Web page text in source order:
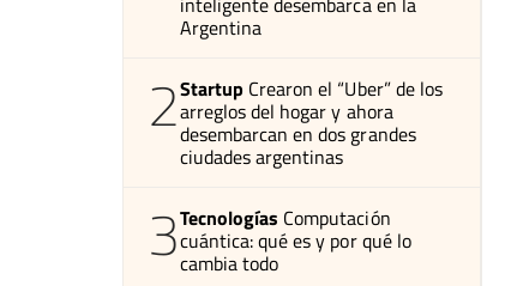
Argentina
2Startup Crearon el “Uber” de los
arreglos del hogar y ahora
desembarcan en dos grandes
ciudades argentinas
3Tecnologías Computación
cuántica: qué es y por qué lo
cambia todo